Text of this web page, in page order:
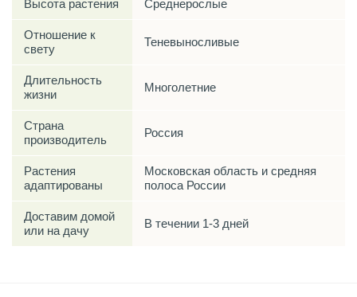
Высота растения Среднерослые
Отношение к
свету
Теневыносливые
Длительность
жизни
Многолетние
Страна
производитель
Россия
Растения
адаптированы
Московская область и средняя
полоса России
Доставим домой
или на дачу
В течении 1-3 дней